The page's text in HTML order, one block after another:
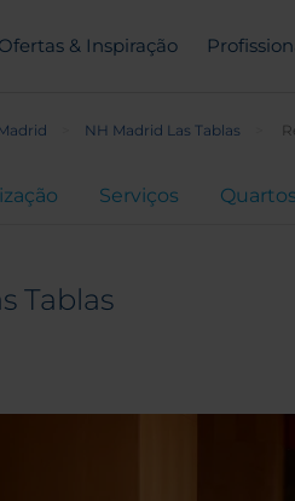
Ofertas & Inspiração
NH Madrid Las Tablas
Serviços Quartos
Tablas